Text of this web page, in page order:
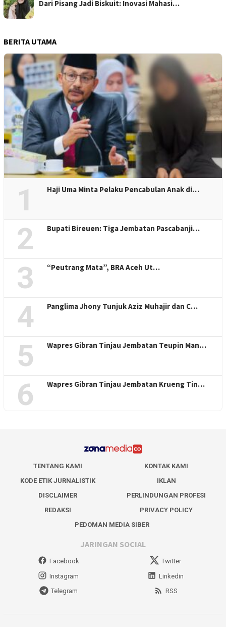
Dari Pisang Jadi Biskuit: Inovasi Mahasi…
BERITA UTAMA
1 Haji Uma Minta Pelaku Pencabulan Anak di…
2 Bupati Bireuen: Tiga Jembatan Pascabanji…
3 “Peutrang Mata”, BRA Aceh Ut…
4 Panglima Jhony Tunjuk Aziz Muhajir dan C…
5 Wapres Gibran Tinjau Jembatan Teupin Man…
6 Wapres Gibran Tinjau Jembatan Krueng Tin…
TENTANG KAMI
KONTAK KAMI
KODE ETIK JURNALISTIK
IKLAN
DISCLAIMER
PERLINDUNGAN PROFESI
REDAKSI
PRIVACY POLICY
PEDOMAN MEDIA SIBER
JARINGAN SOCIAL
Facebook
Twitter
Instagram
Linkedin
Telegram
RSS